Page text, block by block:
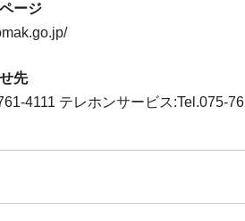
ージ
先
4111 テレホンサービス:Tel.075-